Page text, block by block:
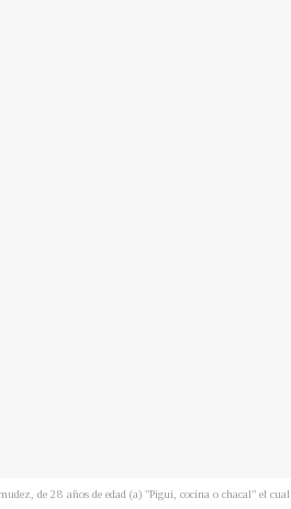
de 28 años de edad (a) "Pigui, cocina o chacal" el